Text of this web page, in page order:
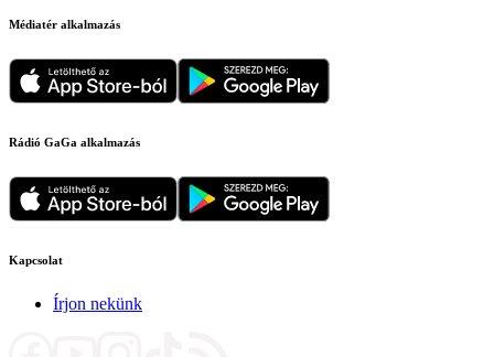
Médiatér alkalmazás
Rádió GaGa alkalmazás
Kapcsolat
Írjon nekünk